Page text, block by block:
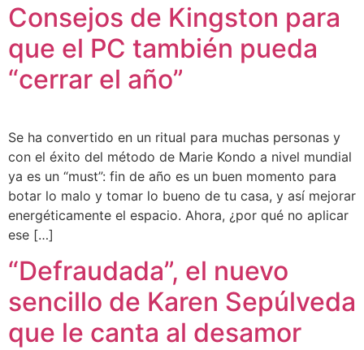
Consejos de Kingston para
que el PC también pueda
“cerrar el año”
Se ha convertido en un ritual para muchas personas y
con el éxito del método de Marie Kondo a nivel mundial
ya es un “must”: fin de año es un buen momento para
botar lo malo y tomar lo bueno de tu casa, y así mejorar
energéticamente el espacio. Ahora, ¿por qué no aplicar
ese […]
“Defraudada”, el nuevo
sencillo de Karen Sepúlveda
que le canta al desamor